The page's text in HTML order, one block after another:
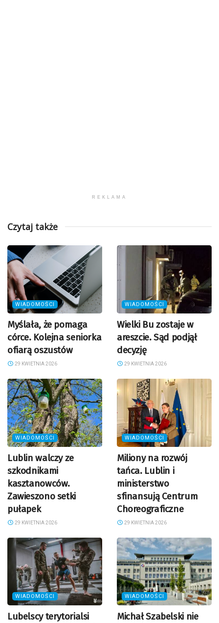
REKLAMA
Czytaj także
WIADOMOŚCI
Myślała, że pomaga
córce. Kolejna seniorka
ofiarą oszustów
29 KWIETNIA 2026
WIADOMOŚCI
Wielki Bu zostaje w
areszcie. Sąd podjął
decyzję
29 KWIETNIA 2026
WIADOMOŚCI
Lublin walczy ze
szkodnikami
kasztanowców.
Zawieszono setki
pułapek
29 KWIETNIA 2026
WIADOMOŚCI
Miliony na rozwój
tańca. Lublin i
ministerstwo
sfinansują Centrum
Choreograficzne
29 KWIETNIA 2026
WIADOMOŚCI
Lubelscy terytorialsi
WIADOMOŚCI
Michał Szabelski nie